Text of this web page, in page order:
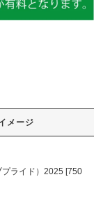
メージ
ライド）2025 [750